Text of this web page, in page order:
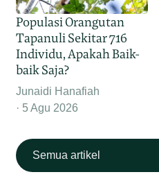
Populasi Orangutan
Tapanuli Sekitar 716
Individu, Apakah Baik-
baik Saja?
Junaidi Hanafiah
5 Agu 2026
Semua artikel